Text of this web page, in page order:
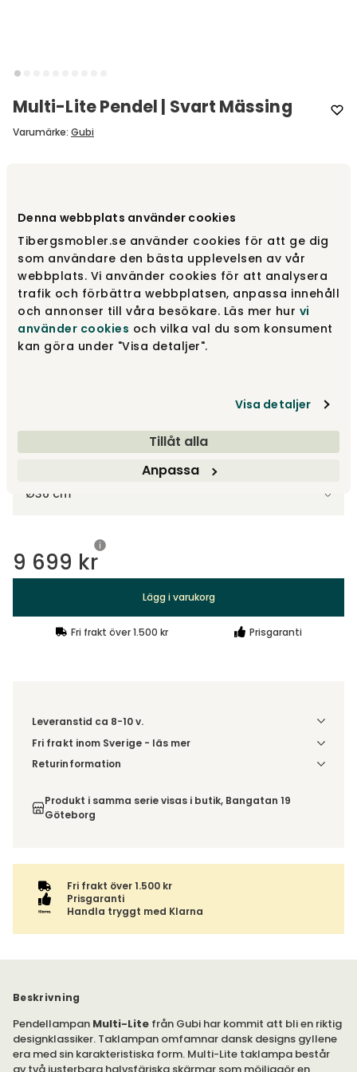
Denna webbplats använder cookies
Tibergsmobler.se använder cookies för att ge dig
som användare den bästa upplevelsen av vår
webbplats. Vi använder cookies för att analysera
trafik och förbättra webbplatsen, anpassa innehåll
och annonser till våra besökare. Läs mer hur vi
använder cookies och vilka val du som konsument
kan göra under "Visa detaljer".
Visa detaljer
Tillåt alla
Anpassa
Multi-Lite Pendel | Svart Mässing
Varumärke: Gubi
Svart Mässing
Krom | White Semi Matt 9 699 kr
Välj storlek
Ø36 cm
9 699 kr
Lägg i varukorg
Fri frakt över 1.500 kr Prisgaranti
Leveranstid ca 8-10 v.
Fri frakt inom Sverige - läs mer
Denna vara skickas till ett ombud. Du väljer själv i kassan
varan ihop med andra produkter skickas hela ordern
tillsammans med samma fraktalternativ.
Returinformation
inte av ångerrätten.
Produkt i samma serie visas i butik, Bangatan 19
Göteborg
Fri frakt över 1.500 kr
Prisgaranti
Handla tryggt med Klarna
Beskrivning
Pendellampan Multi-Lite från Gubi har kommit att bli en riktig
designklassiker. Taklampan omfamnar dansk designs gyllene
era med sin karakteristiska form. Multi-Lite taklampa består
av två justerbara halvsfäriska skärmar som möjliggör en